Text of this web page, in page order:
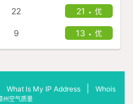
22
9
21 • 优
13 • 优
What Is My IP Address Whois
州空气质量